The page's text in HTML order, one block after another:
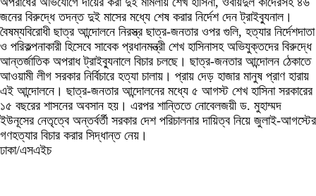
জনের বিরুদ্ধে তদন্ত দুই মাসের মধ্যে শেষ করার নির্দেশ দেন ট্রাইব্যুনাল।
বৈষম্যবিরোধী ছাত্র আন্দোলনে নিরস্ত্র ছাত্র-জনতার ওপর গুলি, হত্যার নির্দেশদাতা
ও পরিকল্পনাকারী হিসেবে সাবেক প্রধানমন্ত্রী শেখ হাসিনাসহ অভিযুক্তদের বিরুদ্ধে
আন্তর্জাতিক অপরাধ ট্রাইব্যুনালে বিচার চলছে। ছাত্র-জনতার আন্দোলন ঠেকাতে
আওয়ামী লীগ সরকার নির্বিচারে হত্যা চালায়। প্রায় দেড় হাজার মানুষ প্রাণ হারায়
এই আন্দোলনে। ছাত্র-জনতার আন্দোলনের মধ্যে ৫ আগস্ট শেখ হাসিনা সরকারের
১৫ বছরের শাসনের অবসান হয়। এরপর শান্তিতে নোবেলজয়ী ড. মুহাম্মদ
ইউনূসের নেতৃত্বে অন্তর্বর্তী সরকার দেশ পরিচালনার দায়িত্ব নিয়ে জুলাই-আগস্টের
গণহত্যার বিচার করার সিদ্ধান্ত নেয়।
ঢাকা/এসএইচ